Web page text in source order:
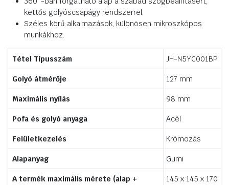
kettős golyóscsapágy rendszerrel.
Széles körű alkalmazások, különösen mikroszkópos
munkákhoz.
Tétel Típusszám JH-N5YC001BP
Golyó átmérője 127 mm
Maximális nyílás 98 mm
Pofa és golyó anyaga Acél
Felületkezelés Krómozás
Alapanyag Gumi
A termék maximális mérete (alap +
145 x 145 x 170